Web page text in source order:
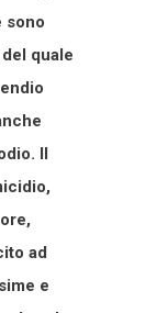
sono
quale
Il
ad
e